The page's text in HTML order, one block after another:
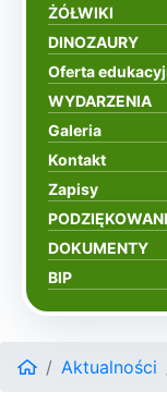
ŻÓŁWIKI
DINOZAURY
Oferta
WYDARZENIA
Galeria
Kontakt
Zapisy
DOKUMENTY
BIP
Aktualności